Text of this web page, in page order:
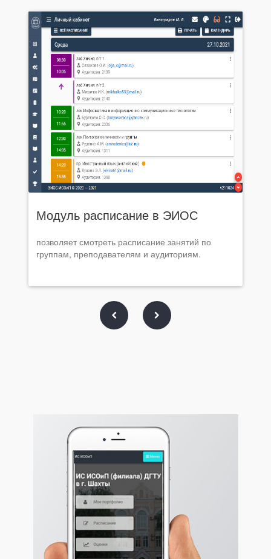
Модуль расписание в ЭИОС
позволяет смотреть расписание занятий по
группам, преподавателям и аудиториям.